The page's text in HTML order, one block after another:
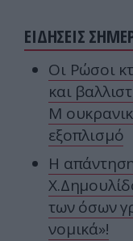
ΕΙΔΗΣΕΙΣ
Οι Ρώσοι
και
M
εξοπλισμό
Η
των όσων
νομικά»!